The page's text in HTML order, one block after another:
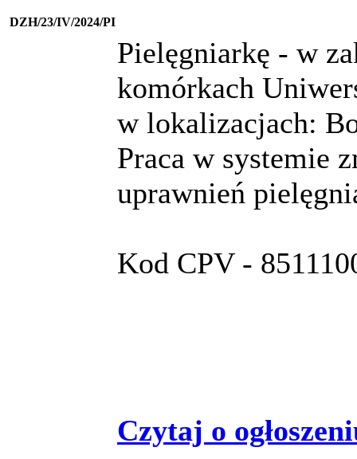
DZH/23/IV/2024/PI
Pielęgniarkę - w
komórkach
w lokalizacjach:
Praca w systemie
uprawnień
Kod CPV -
Czytaj o